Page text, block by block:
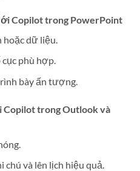
Copilot trong PowerPoint
dữ liệu.
phù hợp.
bày ấn tượng.
Copilot trong Outlook và
chú và lên lịch hiệu quả.